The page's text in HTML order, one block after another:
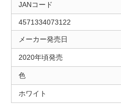
JANコード
4571334073122
メーカー発売日
2020年頃発売
色
ホワイト